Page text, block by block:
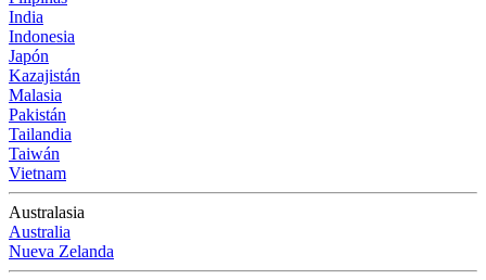
India
Indonesia
Japón
Kazajistán
Malasia
Pakistán
Tailandia
Taiwán
Vietnam
Australasia
Australia
Nueva Zelanda